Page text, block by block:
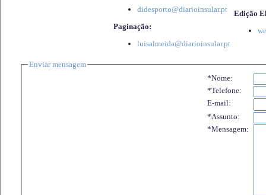
didesporto@diarioinsular.pt
Paginação:
luisalmeida@diarioinsular.pt
Edição
Enviar mensagem
*Nome:
*Telefone:
E-mail:
*Assunto:
*Mensagem: